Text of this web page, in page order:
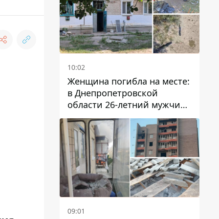
10:02
Женщина погибла на месте:
в Днепропетровской
области 26-летний мужчина
избил трех человек
металлическим предметом
09:01